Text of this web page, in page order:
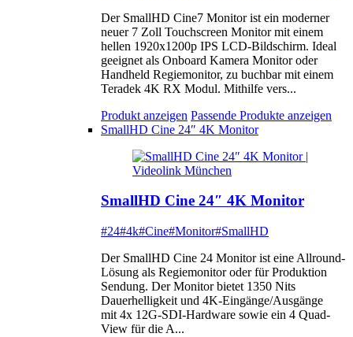
Der SmallHD Cine7 Monitor ist ein moderner
neuer 7 Zoll Touchscreen Monitor mit einem
hellen 1920x1200p IPS LCD-Bildschirm. Ideal
geeignet als Onboard Kamera Monitor oder
Handheld Regiemonitor, zu buchbar mit einem
Teradek 4K RX Modul. Mithilfe vers...
Produkt anzeigen Passende Produkte anzeigen
SmallHD Cine 24″ 4K Monitor
SmallHD Cine 24″ 4K Monitor
#24#4k#Cine#Monitor#SmallHD
Der SmallHD Cine 24 Monitor ist eine Allround-
Lösung als Regiemonitor oder für Produktion
Sendung. Der Monitor bietet 1350 Nits
Dauerhelligkeit und 4K-Eingänge/Ausgänge
mit 4x 12G-SDI-Hardware sowie ein 4 Quad-
View für die A...